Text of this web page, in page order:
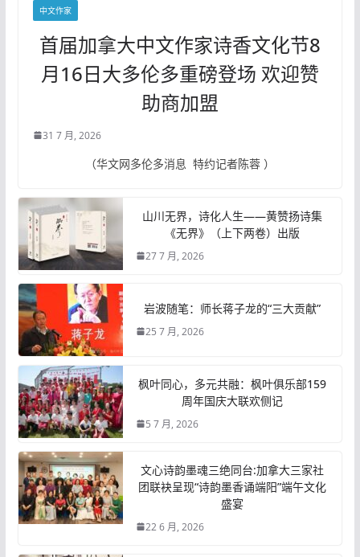
中文作家
首届加拿大中文作家诗香文化节8
月16日大多伦多重磅登场 欢迎赞
助商加盟
31 7 月, 2026
（华文网多伦多消息 特约记者陈蓉 ）
山川无界，诗化人生——黄赞扬诗集
《无界》（上下两卷）出版
27 7 月, 2026
岩波随笔：师长蒋子龙的“三大贡献”
25 7 月, 2026
枫叶同心，多元共融：枫叶俱乐部159
周年国庆大联欢侧记
5 7 月, 2026
文心诗韵墨魂三绝同台:加拿大三家社
团联袂呈现“诗韵墨香诵端阳”端午文化
盛宴
22 6 月, 2026